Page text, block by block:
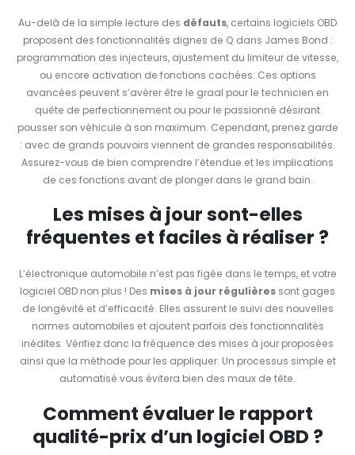
Au-delà de la simple lecture des défauts, certains logiciels OBD
proposent des fonctionnalités dignes de Q dans James Bond :
programmation des injecteurs, ajustement du limiteur de vitesse,
ou encore activation de fonctions cachées. Ces options
avancées peuvent s’avérer être le graal pour le technicien en
quête de perfectionnement ou pour le passionné désirant
pousser son véhicule à son maximum. Cependant, prenez garde
: avec de grands pouvoirs viennent de grandes responsabilités.
Assurez-vous de bien comprendre l’étendue et les implications
de ces fonctions avant de plonger dans le grand bain.
Les mises à jour sont-elles
fréquentes et faciles à réaliser ?
L’électronique automobile n’est pas figée dans le temps, et votre
logiciel OBD non plus ! Des mises à jour régulières sont gages
de longévité et d’efficacité. Elles assurent le suivi des nouvelles
normes automobiles et ajoutent parfois des fonctionnalités
inédites. Vérifiez donc la fréquence des mises à jour proposées
ainsi que la méthode pour les appliquer. Un processus simple et
automatisé vous évitera bien des maux de tête.
Comment évaluer le rapport
qualité-prix d’un logiciel OBD ?